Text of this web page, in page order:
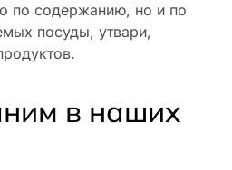
по содержанию, но и по
посуды, утвари,
в наших